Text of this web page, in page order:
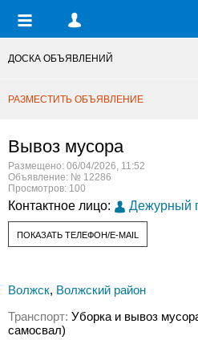
ДОСКА ОБЪЯВЛЕНИЙ
РАЗМЕСТИТЬ ОБЪЯВЛЕНИЕ
Вывоз мусора
Размещено: 06/04/2026, 11:52
Объявление: № 12286
Просмотров: 100
Контактное лицо: Дежурный
ПОКАЗАТЬ ТЕЛЕФОН/E-MAIL
Волжск, Волжский район
Транспорт: Уборка и вывоз
самосвал)